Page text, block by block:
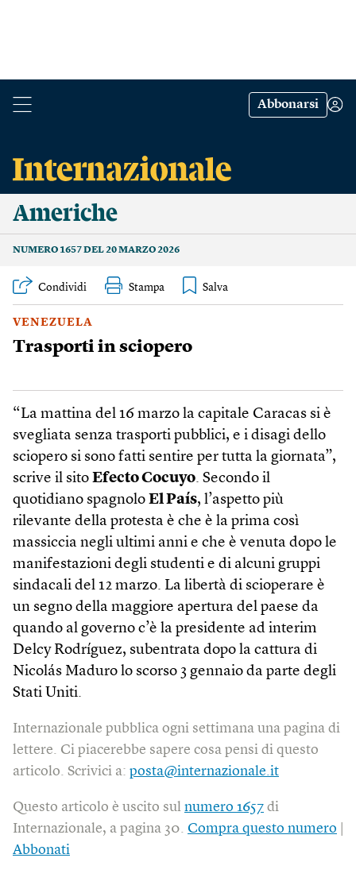
Abbonarsi
Americhe
NUMERO 1657 DEL 20 MARZO 2026
Condividi Stampa
VENEZUELA
Trasporti in sciopero
“La mattina del 16 marzo la capitale Caracas si è
svegliata senza trasporti pubblici, e i disagi dello
sciopero si sono fatti sentire per tutta la giornata”,
scrive il sito Efecto Cocuyo. Secondo il
quotidiano spagnolo El País, l’aspetto più
rilevante della protesta è che è la prima così
massiccia negli ultimi anni e che è venuta dopo le
manifestazioni degli studenti e di alcuni gruppi
sindacali del 12 marzo. La libertà di scioperare è
un segno della maggiore apertura del paese da
quando al governo c’è la presidente ad interim
Delcy Rodríguez, subentrata dopo la cattura di
Nicolás Maduro lo scorso 3 gennaio da parte degli
Stati Uniti.
Internazionale pubblica ogni settimana una pagina di
lettere. Ci piacerebbe sapere cosa pensi di questo
articolo. Scrivici a: posta@internazionale.it
Questo articolo è uscito sul numero 1657 di
Internazionale, a pagina 30. Compra questo numero
Abbonati